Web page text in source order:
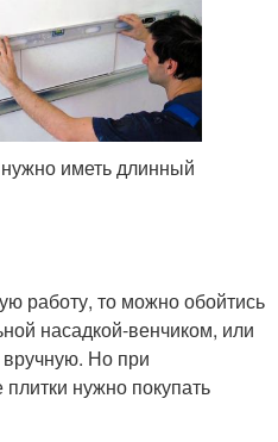
иметь длинный
работу, то можно обойтись
насадкой-венчиком, или
Но при
нужно покупать